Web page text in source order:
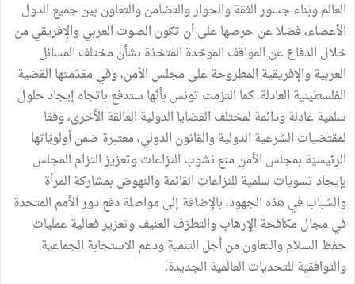
العالم وبناء جسور الثقة والحوار والتضامن والتعاون بين جميع الدول
الأعضاء، فضلا عن حرصها على أن تكون الصوت العربي والإفريقي من
خلال الدفاع عن المواقف الموحّدة المتخذة بشأن مختلف المسائل
العربية والإفريقية المطروحة على مجلس الأمن، وفي مقدّمتها القضية
الفلسطينية العادلة. كما التزمت تونس بأنّها ستدفع باتجاه إيجاد حلول
سلمية عادلة ودائمة لمختلف القضايا الدولية العالقة الأخرى، وفقا
لمقتضيات الشرعية الدولية والقانون الدولي، معتبرة ضمن أولويّاتها
الرئيسيّة بمجلس الأمن منع نشوب النزاعات وتعزيز التزام المجلس
بإيجاد تسويات سلمية للنزاعات القائمة والنهوض بمشاركة المرأة
والشباب في هذه الجهود، بالإضافة إلى مواصلة دفع دور الأمم المتحدة
في مجال مكافحة الإرهاب والتطرّف العنيف وتعزيز فعالية عمليات
حفظ السلام والتعاون من أجل التنمية ودعم الاستجابة الجماعية
والتوافقية للتحديات العالمية الجديدة.